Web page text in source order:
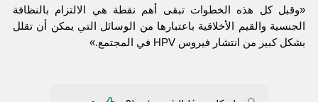
«وقبل كل هذه الخطوات تبقى أهم نقطة هي الالتزام بالنظافة
الجنسية والقيم الأخلاقية باعتبارها من الوسائل التي يمكن أن تقلل
بشكل كبير من انتشار فيروس HPV في المجتمع.»